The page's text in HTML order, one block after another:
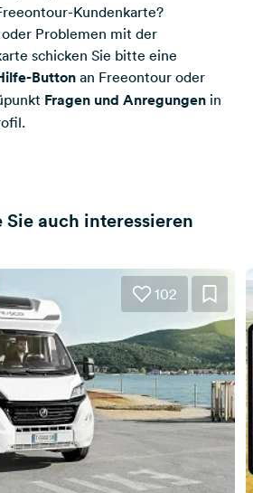
Kundenkarte?
Problemen mit der
schicken Sie bitte eine
Button an Freeontour oder
Fragen und Anregungen in
Sie auch interessieren
102